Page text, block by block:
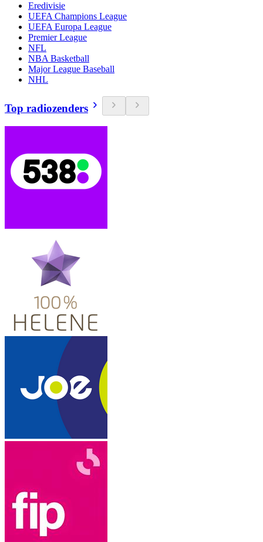
Eredivisie
UEFA Champions League
UEFA Europa League
Premier League
NFL
NBA Basketball
Major League Baseball
NHL
Top radiozenders